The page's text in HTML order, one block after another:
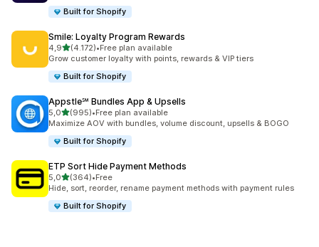
Built for Shopify
Smile: Loyalty Program Rewards
4,95 yıldız üzerinden
(4.172)
toplam 4172 değerlendirme
•Free plan available
Grow customer loyalty with points, rewards & VIP tiers
Built for Shopify
Appstle℠ Bundles App & Upsells
5,05 yıldız üzerinden
(995)
toplam 995 değerlendirme
•Free plan available
Maximize AOV with bundles, volume discount, upsells & BOGO
Built for Shopify
ETP Sort Hide Payment Methods
5,05 yıldız üzerinden
(364)
toplam 364 değerlendirme
•Free
Hide, sort, reorder, rename payment methods with payment rules
Built for Shopify